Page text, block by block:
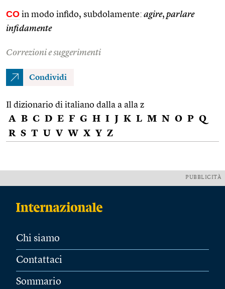
CO in modo infido, subdolamente: agire, parlare
infidamente
Correzioni e suggerimenti
Condividi
Il dizionario di italiano dalla a alla z
A B C D E F G H I J K L M N O P Q
R S T U V W X Y Z
PUBBLICITÀ
Chi siamo
Contattaci
Sommario